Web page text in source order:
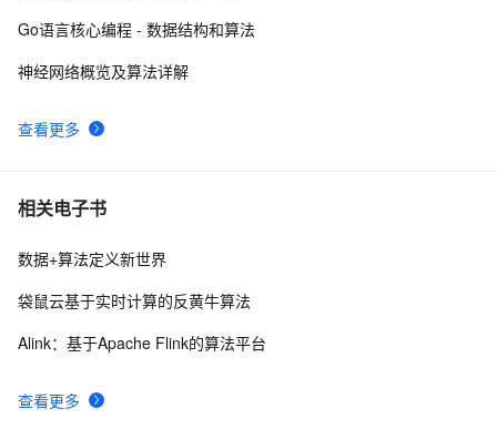
查看更多
Go语言核心编程 - 数据结构和算法
神经网络概览及算法详解
相关电子书
查看更多
数据+算法定义新世界
袋鼠云基于实时计算的反黄牛算法
Alink：基于Apache Flink的算法平台